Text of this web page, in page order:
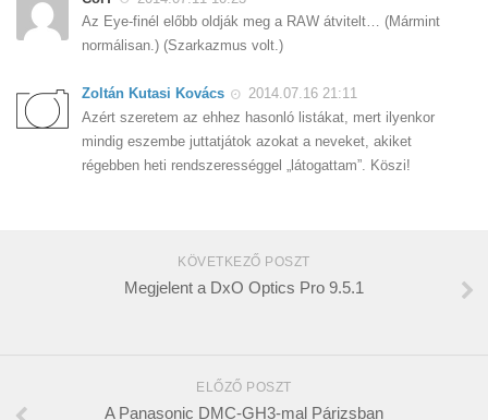
Az Eye-finél előbb oldják meg a RAW átvitelt… (Mármint
normálisan.) (Szarkazmus volt.)
Zoltán Kutasi Kovács
2014.07.16 21:11
Azért szeretem az ehhez hasonló listákat, mert ilyenkor
mindig eszembe juttatjátok azokat a neveket, akiket
régebben heti rendszerességgel „látogattam”. Köszi!
KÖVETKEZŐ POSZT
Megjelent a DxO Optics Pro 9.5.1
ELŐZŐ POSZT
A Panasonic DMC-GH3-mal Párizsban